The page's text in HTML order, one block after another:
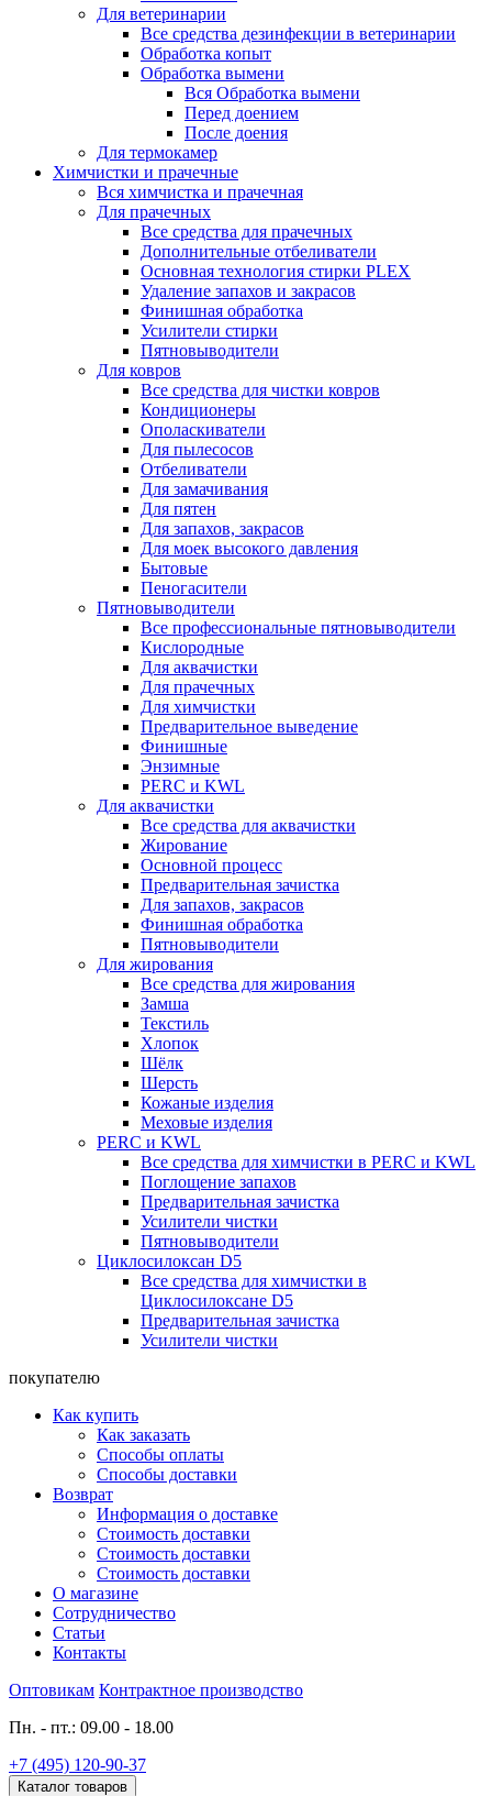
Для ветеринарии
Все средства дезинфекции в ветеринарии
Обработка копыт
Обработка вымени
Вся Обработка вымени
Перед доением
После доения
Для термокамер
Химчистки и прачечные
Вся химчистка и прачечная
Для прачечных
Все средства для прачечных
Дополнительные отбеливатели
Основная технология стирки PLEX
Удаление запахов и закрасов
Финишная обработка
Усилители стирки
Пятновыводители
Для ковров
Все средства для чистки ковров
Кондиционеры
Ополаскиватели
Для пылесосов
Отбеливатели
Для замачивания
Для пятен
Для запахов, закрасов
Для моек высокого давления
Бытовые
Пеногасители
Пятновыводители
Все профессиональные пятновыводители
Кислородные
Для аквачистки
Для прачечных
Для химчистки
Предварительное выведение
Финишные
Энзимные
PERC и KWL
Для аквачистки
Все средства для аквачистки
Жирование
Основной процесс
Предварительная зачистка
Для запахов, закрасов
Финишная обработка
Пятновыводители
Для жирования
Все средства для жирования
Замша
Текстиль
Хлопок
Шёлк
Шерсть
Кожаные изделия
Меховые изделия
PERC и KWL
Все средства для химчистки в PERC и KWL
Поглощение запахов
Предварительная зачистка
Усилители чистки
Пятновыводители
Циклосилоксан D5
Все средства для химчистки в
Циклосилоксане D5
Предварительная зачистка
Усилители чистки
покупателю
Как купить
Как заказать
Способы оплаты
Способы доставки
Возврат
Информация о доставке
Стоимость доставки
Стоимость доставки
Стоимость доставки
О магазине
Сотрудничество
Статьи
Контакты
Оптовикам Контрактное производство
Пн. - пт.: 09.00 - 18.00
+7 (495) 120-90-37
Каталог товаров